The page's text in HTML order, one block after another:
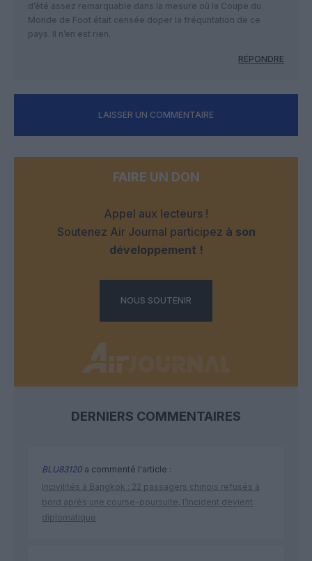
d’été assez remarquable dans la mesure où la Coupe du
Monde de Foot était censée doper la fréquntation de ce
pays. Il n’en est rien.
RÉPONDRE
LAISSER UN COMMENTAIRE
FAIRE UN DON
Appel aux lecteurs !
Soutenez Air Journal participez à son
développement !
NOUS SOUTENIR
DERNIERS COMMENTAIRES
BLU83120 a commenté l'article :
Incivilités à Bangkok : 22 passagers chinois refusés à
bord après une course-poursuite, l’incident devient
diplomatique